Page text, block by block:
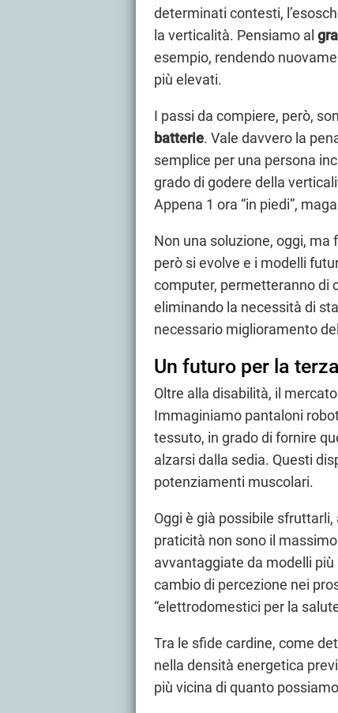
determinati contesti,
la verticalità. Pensiamo al
esempio, rendendo
più elevati.
I passi da compiere, però,
batterie. Vale davvero la
semplice per una persona
grado di godere della
Appena 1 ora “in piedi”,
Non una soluzione, oggi,
però si evolve e i modelli
computer, permetteranno di
eliminando la necessità di
necessario miglioramento
Un futuro per la
Oltre alla disabilità, il
Immaginiamo pantaloni
tessuto, in grado di fornire
alzarsi dalla sedia. Questi
potenziamenti muscolari.
Oggi è già possibile
praticità non sono il
avvantaggiate da modelli più
cambio di percezione nei
“elettrodomestici per la
Tra le sfide cardine, come
nella densità energetica
più vicina di quanto